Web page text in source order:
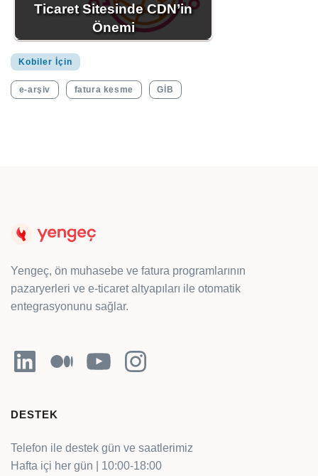
Ticaret Sitesinde CDN’in
Önemi
Kobiler İçin
e-arşiv fatura kesme GİB
Yengeç, ön muhasebe ve fatura programlarının
pazaryerleri ve e-ticaret altyapıları ile otomatik
entegrasyonunu sağlar.
LinkedInOrta YouTubeInstagram
DESTEK
Telefon ile destek gün ve saatlerimiz
Hafta içi her gün | 10:00-18:00